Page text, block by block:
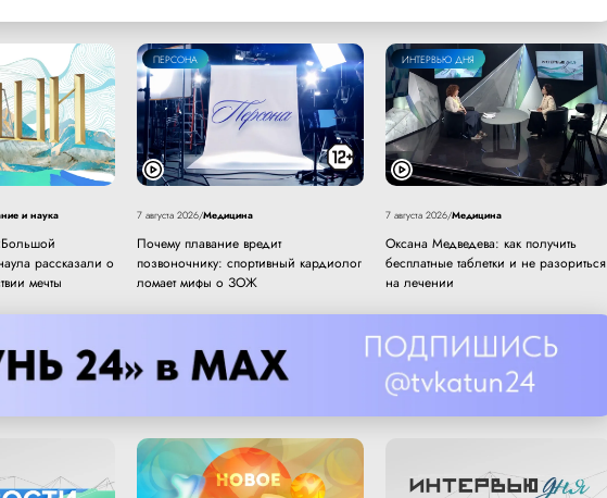
и наука
рассказали о
мечты
ПЕРСОНА
7 августа 2026/Медицина
Почему плавание вредит
позвоночнику: спортивный кардиолог
ломает мифы о ЗОЖ
ИНТЕРВЬЮ ДНЯ
7 августа 2026/Медицина
Оксана Медведева: как получить
бесплатные таблетки и не разориться
на лечении